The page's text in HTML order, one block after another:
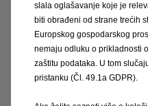
Frontera Hybrid
litrenim turbo-
kW (136 KS).
Kupcima su također
slala oglašavanje koje je
biti obrađeni od strane trećih
Europskog gospodarskog
nemaju odluku o prikladnosti
zaštitu podataka. U tom
pristanku (Čl. 49.1a GDPR).